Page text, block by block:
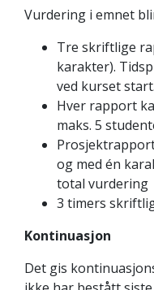
Vurdering i emnet
Tre skriftlige
karakter).
ved kurset start.
Hver rapport
maks. 5
og med én
total vurdering
3 timers
Kontinuasjon
Det gis